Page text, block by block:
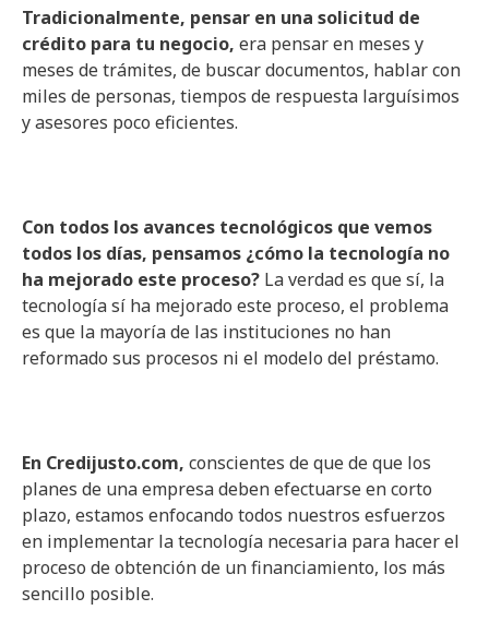
Tradicionalmente, pensar en una solicitud de
crédito para tu negocio, era pensar en meses y
meses de trámites, de buscar documentos, hablar con
miles de personas, tiempos de respuesta larguísimos
y asesores poco eficientes.
Con todos los avances tecnológicos que vemos
todos los días, pensamos ¿cómo la tecnología no
ha mejorado este proceso? La verdad es que sí, la
tecnología sí ha mejorado este proceso, el problema
es que la mayoría de las instituciones no han
reformado sus procesos ni el modelo del préstamo.
En Credijusto.com, conscientes de que de que los
planes de una empresa deben efectuarse en corto
plazo, estamos enfocando todos nuestros esfuerzos
en implementar la tecnología necesaria para hacer el
proceso de obtención de un financiamiento, los más
sencillo posible.